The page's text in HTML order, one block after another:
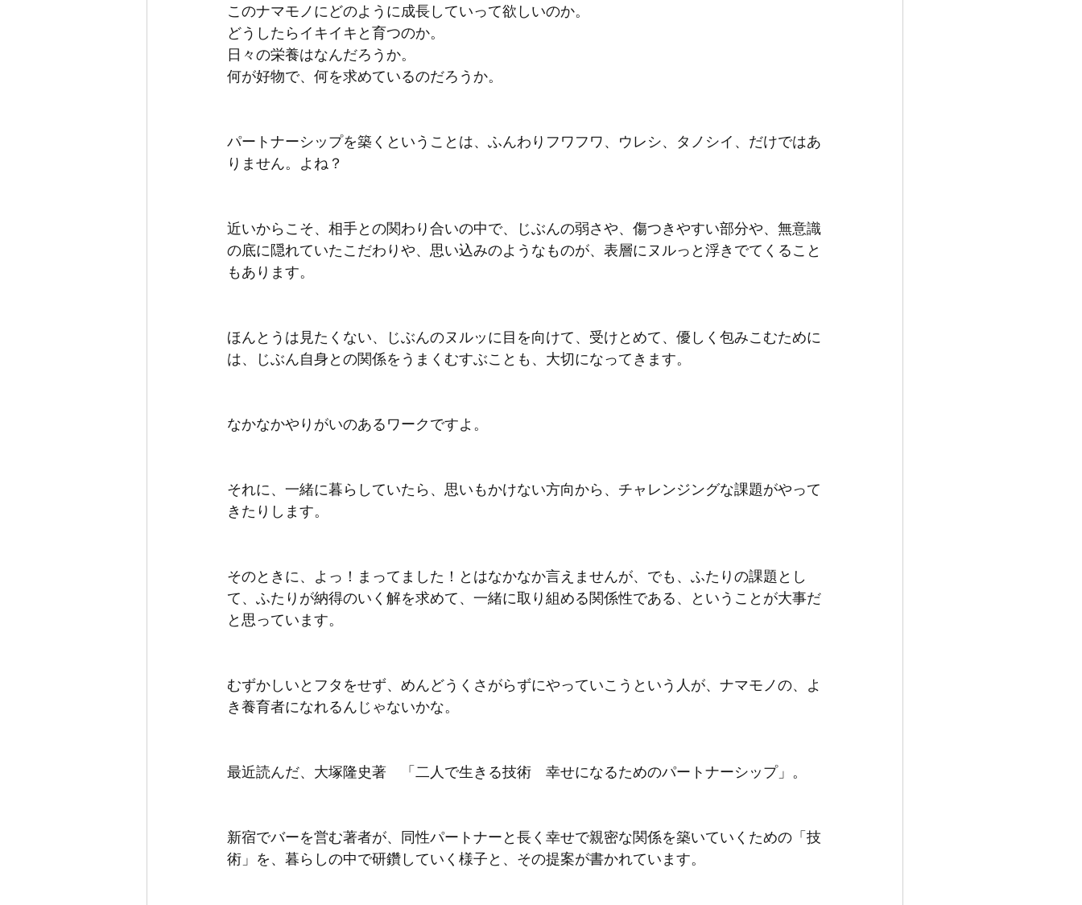
このナマモノにどのように成長していって欲しいのか。
どうしたらイキイキと育つのか。
日々の栄養はなんだろうか。
何が好物で、何を求めているのだろうか。
パートナーシップを築くということは、ふんわりフワフワ、ウレシ、タノシイ、だけではあ
りません。よね？
近いからこそ、相手との関わり合いの中で、じぶんの弱さや、傷つきやすい部分や、無意識
の底に隠れていたこだわりや、思い込みのようなものが、表層にヌルっと浮きでてくること
もあります。
ほんとうは見たくない、じぶんのヌルッに目を向けて、受けとめて、優しく包みこむために
は、じぶん自身との関係をうまくむすぶことも、大切になってきます。
なかなかやりがいのあるワークですよ。
それに、一緒に暮らしていたら、思いもかけない方向から、チャレンジングな課題がやって
きたりします。
そのときに、よっ！まってました！とはなかなか言えませんが、でも、ふたりの課題とし
て、ふたりが納得のいく解を求めて、一緒に取り組める関係性である、ということが大事だ
と思っています。
むずかしいとフタをせず、めんどうくさがらずにやっていこうという人が、ナマモノの、よ
き養育者になれるんじゃないかな。
最近読んだ、大塚隆史著　「二人で生きる技術　幸せになるためのパートナーシップ」。
新宿でバーを営む著者が、同性パートナーと長く幸せで親密な関係を築いていくための「技
術」を、暮らしの中で研鑽していく様子と、その提案が書かれています。